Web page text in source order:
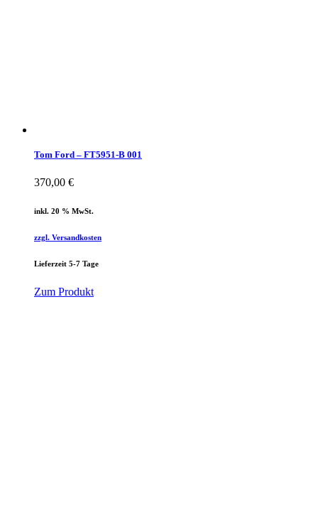
Tom Ford – FT5951-B 001
370,00 €
inkl. 20 % MwSt.
zzgl. Versandkosten
Lieferzeit 5-7 Tage
Zum Produkt